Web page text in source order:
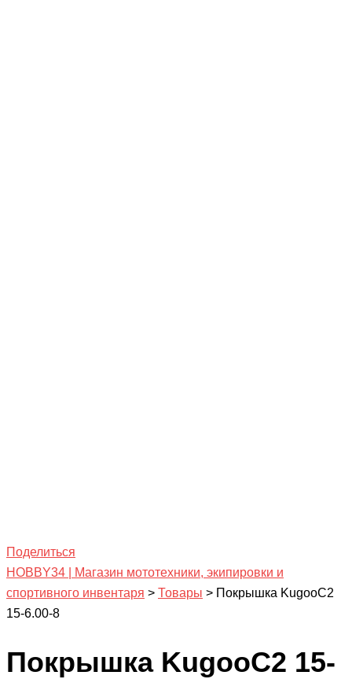
Поделиться
HOBBY34 | Магазин мототехники, экипировки и
спортивного инвентаря > Товары > Покрышка KugooC2
15-6.00-8
Покрышка KugooC2 15-